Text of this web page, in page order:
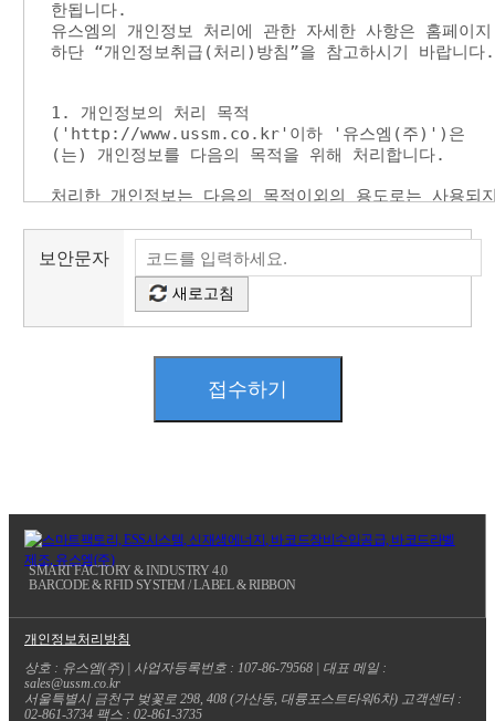
보안문자
새로고침
접수하기
SMART FACTORY & INDUSTRY 4.0
BARCODE & RFID SYSTEM / LABEL & RIBBON
개인정보처리방침
상호 : 유스엠(주) | 사업자등록번호 : 107-86-79568 | 대표 메일 :
sales@ussm.co.kr
서울특별시 금천구 벚꽃로 298, 408 (가산동, 대륭포스트타워6차) 고객센터 :
02-861-3734 팩스 : 02-861-3735